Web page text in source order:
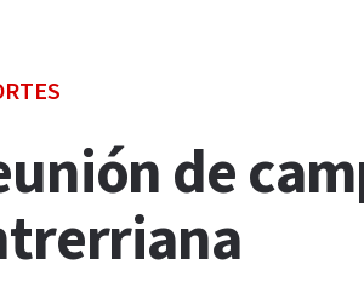
de